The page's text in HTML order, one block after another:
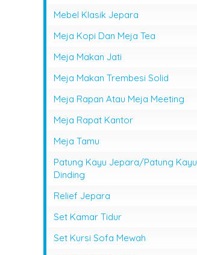
Mebel Klasik Jepara
Meja Kopi Dan Meja Tea
Meja Makan Jati
Meja Makan Trembesi Solid
Meja Rapan Atau Meja Meeting
Meja Rapat Kantor
Meja Tamu
Patung Kayu Jepara/Patung Kayu
Dinding
Relief Jepara
Set Kamar Tidur
Set Kursi Sofa Mewah